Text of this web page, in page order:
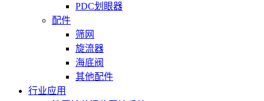
PDC划眼器
配件
筛网
旋流器
海底阀
其他配件
行业应用